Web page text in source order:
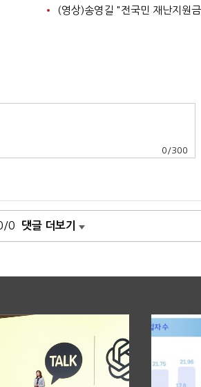
(영상)송영길 "전국민 재난지원
0 /300
0 댓글 더보기